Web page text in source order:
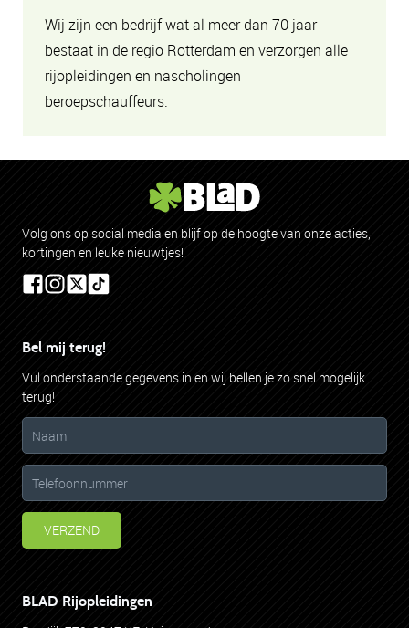
Wij zijn een bedrijf wat al meer dan 70 jaar
bestaat in de regio Rotterdam en verzorgen alle
rijopleidingen en nascholingen
beroepschauffeurs.
Volg ons op social media en blijf op de hoogte van onze acties,
kortingen en leuke nieuwtjes!
Bel mij terug!
Vul onderstaande gegevens in en wij bellen je zo snel mogelijk
terug!
VERZEND
BLAD Rijopleidingen